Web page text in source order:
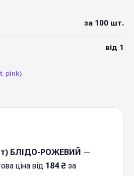
за 100 шт.
від 1
pink)
БЛІДО-РОЖЕВИЙ —
ціна від 184 ₴ за